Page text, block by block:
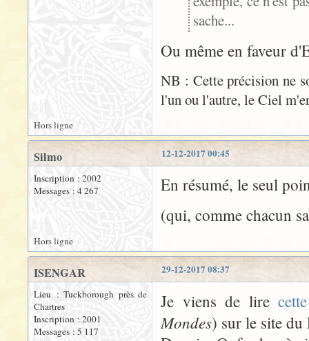
sache...
Ou même en faveur
NB : Cette précision ne
l'un ou l'autre, le Ciel
Hors ligne
12-12-2017 00:45
Silmo
Inscription : 2002
Messages : 4 267
En résumé, le seul
(qui, comme chacun
Hors ligne
29-12-2017 08:37
ISENGAR
Lieu : Tuckborough près de
Chartres
Inscription : 2001
Messages : 5 117
Je viens de lire
Mondes) sur le site